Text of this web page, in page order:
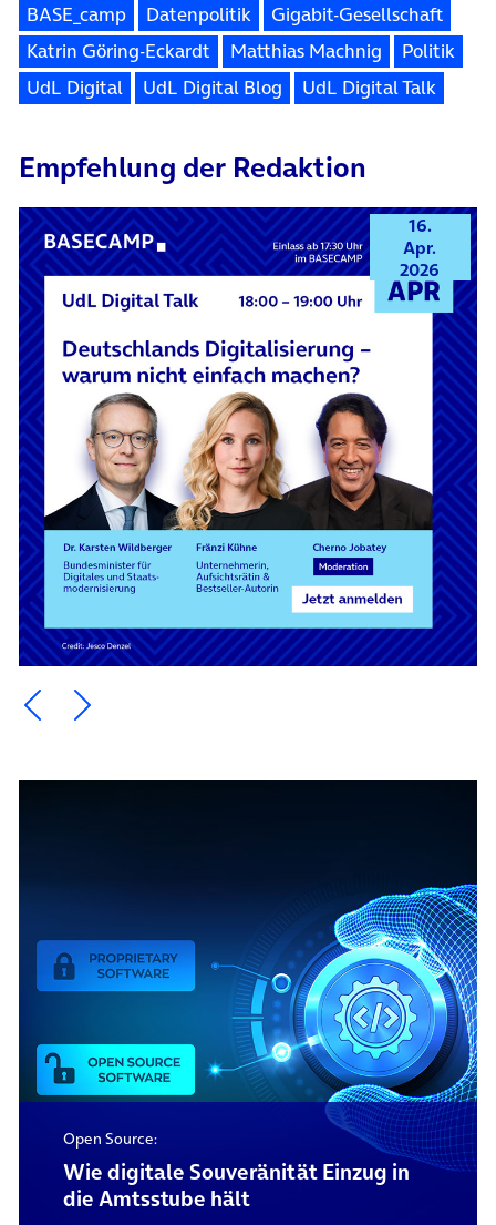
BASE_camp Datenpolitik
Gigabit-Gesellschaft
Katrin Göring-Eckardt
Matthias Machnig
Politik
UdL Digital
UdL Digital Blog UdL Digital Talk
Empfehlung der Redaktion
16.
Apr.
2026
Ein Element zurück blättern
Ein Element weiter blättern
Open Source:
Wie digitale Souveränität Einzug in
die Amtsstube hält